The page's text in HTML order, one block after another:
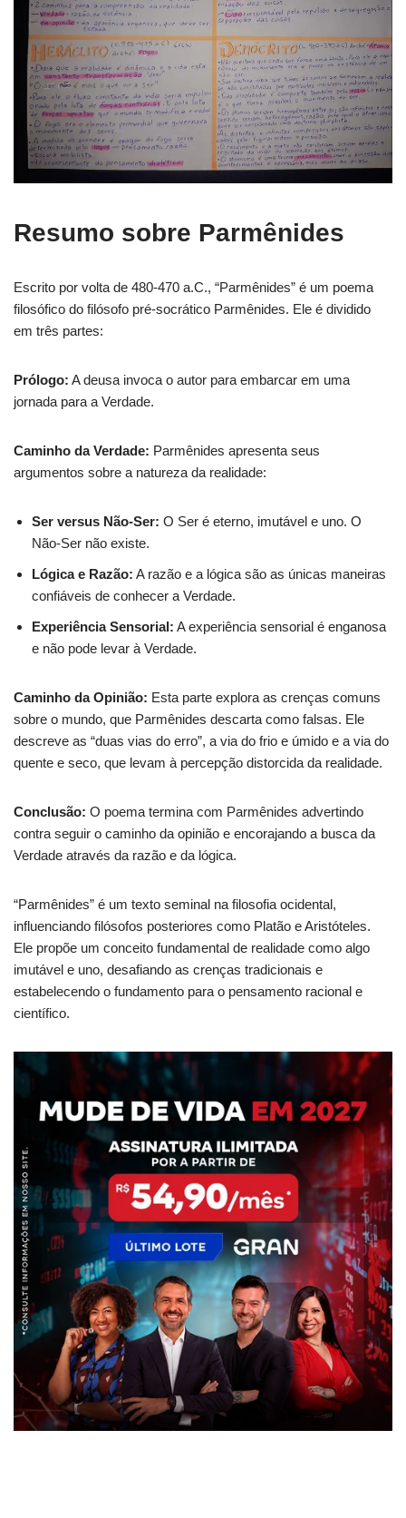
Resumo sobre Parmênides
Escrito por volta de 480-470 a.C., “Parmênides” é um poema
filosófico do filósofo pré-socrático Parmênides. Ele é dividido
em três partes:
Prólogo: A deusa invoca o autor para embarcar em uma
jornada para a Verdade.
Caminho da Verdade: Parmênides apresenta seus
argumentos sobre a natureza da realidade:
Ser versus Não-Ser: O Ser é eterno, imutável e uno. O
Não-Ser não existe.
Lógica e Razão: A razão e a lógica são as únicas maneiras
confiáveis de conhecer a Verdade.
Experiência Sensorial: A experiência sensorial é enganosa
e não pode levar à Verdade.
Caminho da Opinião: Esta parte explora as crenças comuns
sobre o mundo, que Parmênides descarta como falsas. Ele
descreve as “duas vias do erro”, a via do frio e úmido e a via do
quente e seco, que levam à percepção distorcida da realidade.
Conclusão: O poema termina com Parmênides advertindo
contra seguir o caminho da opinião e encorajando a busca da
Verdade através da razão e da lógica.
“Parmênides” é um texto seminal na filosofia ocidental,
influenciando filósofos posteriores como Platão e Aristóteles.
Ele propõe um conceito fundamental de realidade como algo
imutável e uno, desafiando as crenças tradicionais e
estabelecendo o fundamento para o pensamento racional e
científico.